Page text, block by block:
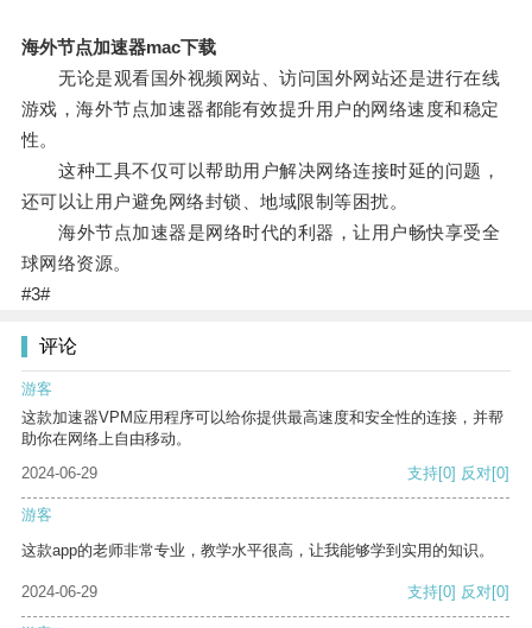
海外节点加速器mac下载
无论是观看国外视频网站、访问国外网站还是进行在线
游戏，海外节点加速器都能有效提升用户的网络速度和稳定
性。
这种工具不仅可以帮助用户解决网络连接时延的问题，
还可以让用户避免网络封锁、地域限制等困扰。
海外节点加速器是网络时代的利器，让用户畅快享受全
球网络资源。
#3#
评论
游客
这款加速器VPM应用程序可以给你提供最高速度和安全性的连接，并帮
助你在网络上自由移动。
2024-06-29
支持[0] 反对[0]
游客
这款app的老师非常专业，教学水平很高，让我能够学到实用的知识。
2024-06-29 支持[0] 反对[0]